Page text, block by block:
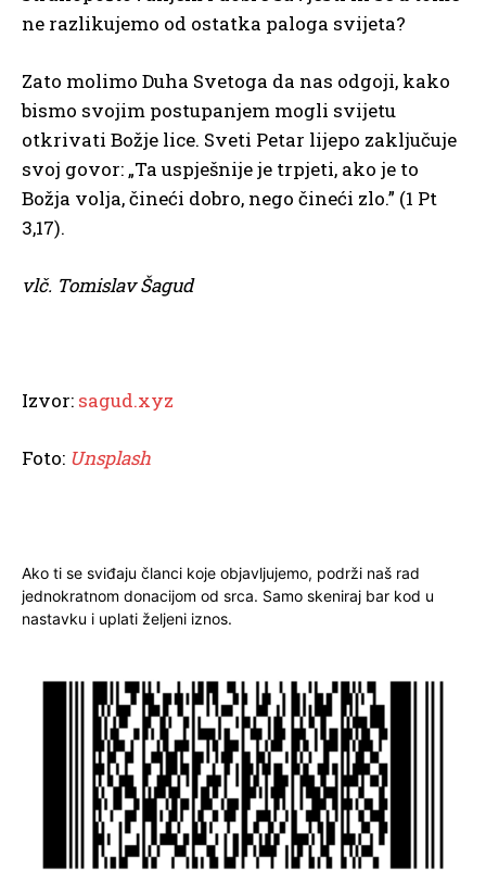
ne razlikujemo od ostatka paloga svijeta?
Zato molimo Duha Svetoga da nas odgoji, kako
bismo svojim postupanjem mogli svijetu
otkrivati Božje lice. Sveti Petar lijepo zaključuje
svoj govor: „Ta uspješnije je trpjeti, ako je to
Božja volja, čineći dobro, nego čineći zlo.” (1 Pt
3,17).
vlč. Tomislav Šagud
Izvor: sagud.xyz
Foto: Unsplash
Ako ti se sviđaju članci koje objavljujemo, podrži naš rad
jednokratnom donacijom od srca. Samo skeniraj bar kod u
nastavku i uplati željeni iznos.